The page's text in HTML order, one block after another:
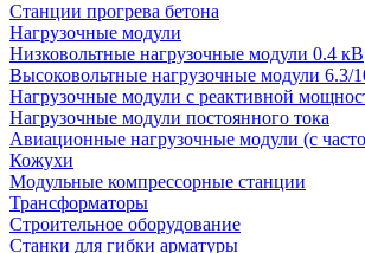
Станции прогрева бетона
Нагрузочные модули
Низковольтные нагрузочные модули 0.4 кВ
Высоковольтные нагрузочные модули 6.3/
Нагрузочные модули с реактивной
Нагрузочные модули постоянного тока
Авиационные нагрузочные модули (с
Кожухи
Модульные компрессорные станции
Трансформаторы
Строительное оборудование
Станки для гибки арматуры